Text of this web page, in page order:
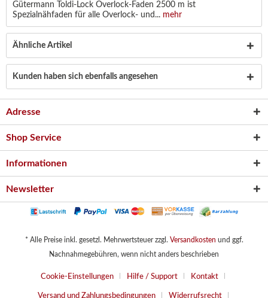
Gütermann Toldi-Lock Overlock-Faden 2500 m ist
Spezialnähfaden für alle Overlock- und... mehr
Ähnliche Artikel
Kunden haben sich ebenfalls angesehen
Adresse
Shop Service
Informationen
Newsletter
* Alle Preise inkl. gesetzl. Mehrwertsteuer zzgl. Versandkosten und ggf.
Nachnahmegebühren, wenn nicht anders beschrieben
Cookie-Einstellungen Hilfe / Support Kontakt
Versand und Zahlungsbedingungen Widerrufsrecht